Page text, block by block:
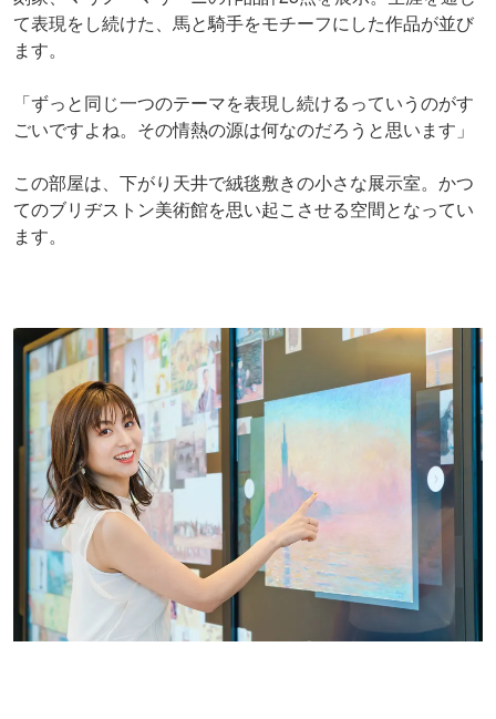
て表現をし続けた、馬と騎手をモチーフにした作品が並び
ます。
「ずっと同じ一つのテーマを表現し続けるっていうのがす
ごいですよね。その情熱の源は何なのだろうと思います」
この部屋は、下がり天井で絨毯敷きの小さな展示室。かつ
てのブリヂストン美術館を思い起こさせる空間となってい
ます。